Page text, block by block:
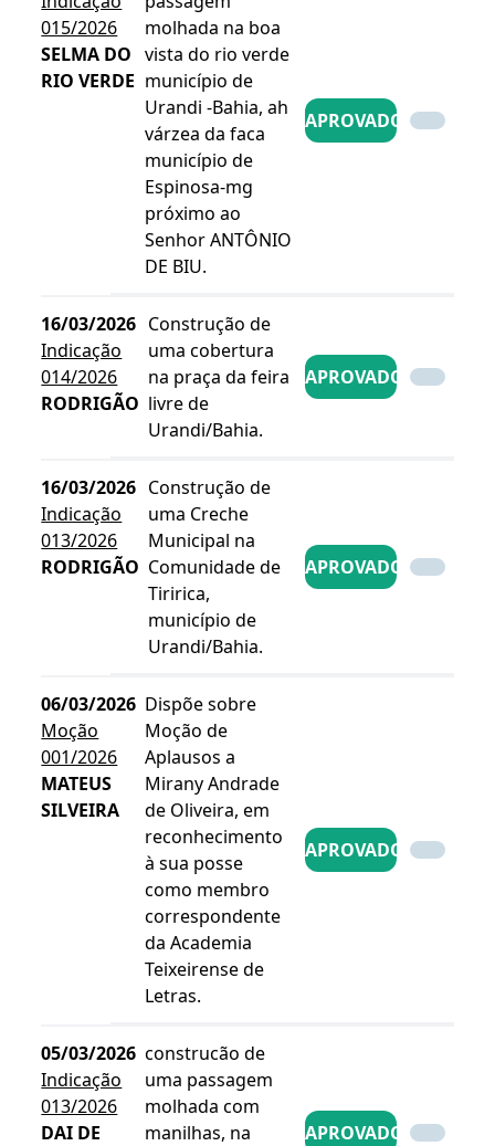
015/2026
SELMA DO
RIO VERDE
molhada na boa
vista do rio verde
município de
Urandi -Bahia, ah
várzea da faca
município de
Espinosa-mg
próximo ao
Senhor ANTÔNIO
DE BIU.
APROVADO
16/03/2026
Indicação
014/2026
RODRIGÃO
Construção de
uma cobertura
na praça da feira
livre de
Urandi/Bahia.
APROVADO
16/03/2026
Indicação
013/2026
RODRIGÃO
Construção de
uma Creche
Municipal na
Comunidade de
Tiririca,
município de
Urandi/Bahia.
APROVADO
06/03/2026
Moção
001/2026
MATEUS
SILVEIRA
Dispõe sobre
Moção de
Aplausos a
Mirany Andrade
de Oliveira, em
reconhecimento
à sua posse
como membro
correspondente
da Academia
Teixeirense de
Letras.
APROVADO
05/03/2026
Indicação
013/2026
DAI DE
construcão de
uma passagem
molhada com
manilhas, na
APROVADO